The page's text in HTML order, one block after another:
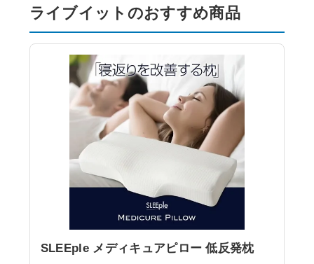
ライブイットのおすすめ商品
SLEEple メディキュアピロー 低反発枕